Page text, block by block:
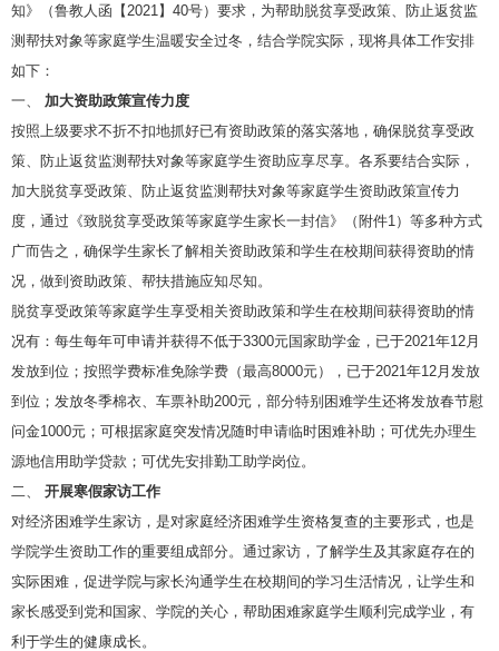
知》（鲁教人函【2021】40号）要求，为帮助脱贫享受政策、防止返贫监
测帮扶对象等家庭学生温暖安全过冬，结合学院实际，现将具体工作安排
如下：
一、 加大资助政策宣传力度
按照上级要求不折不扣地抓好已有资助政策的落实落地，确保脱贫享受政
策、防止返贫监测帮扶对象等家庭学生资助应享尽享。各系要结合实际，
加大脱贫享受政策、防止返贫监测帮扶对象等家庭学生资助政策宣传力
度，通过《致脱贫享受政策等家庭学生家长一封信》（附件1）等多种方式
广而告之，确保学生家长了解相关资助政策和学生在校期间获得资助的情
况，做到资助政策、帮扶措施应知尽知。
脱贫享受政策等家庭学生享受相关资助政策和学生在校期间获得资助的情
况有：每生每年可申请并获得不低于3300元国家助学金，已于2021年12月
发放到位；按照学费标准免除学费（最高8000元），已于2021年12月发放
到位；发放冬季棉衣、车票补助200元，部分特别困难学生还将发放春节慰
问金1000元；可根据家庭突发情况随时申请临时困难补助；可优先办理生
源地信用助学贷款；可优先安排勤工助学岗位。
二、 开展寒假家访工作
对经济困难学生家访，是对家庭经济困难学生资格复查的主要形式，也是
学院学生资助工作的重要组成部分。通过家访，了解学生及其家庭存在的
实际困难，促进学院与家长沟通学生在校期间的学习生活情况，让学生和
家长感受到党和国家、学院的关心，帮助困难家庭学生顺利完成学业，有
利于学生的健康成长。